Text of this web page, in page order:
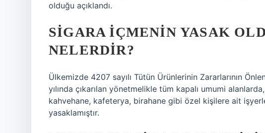
olduğu açıklandı.
SIGARA IÇMENIN YASAK
NELERDIR?
Ülkemizde 4207 sayılı Tütün Ürünlerinin Zararlarının
yılında çıkarılan yönetmelikle tüm kapalı umumi
kahvehane, kafeterya, birahane gibi özel kişilere ait
yasaklamıştır.